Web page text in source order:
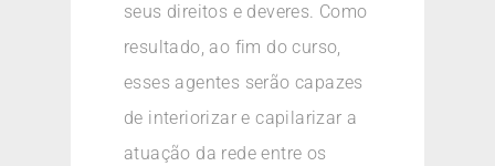
seus direitos e deveres. Como
resultado, ao fim do curso,
esses agentes serão capazes
de interiorizar e capilarizar a
atuação da rede entre os